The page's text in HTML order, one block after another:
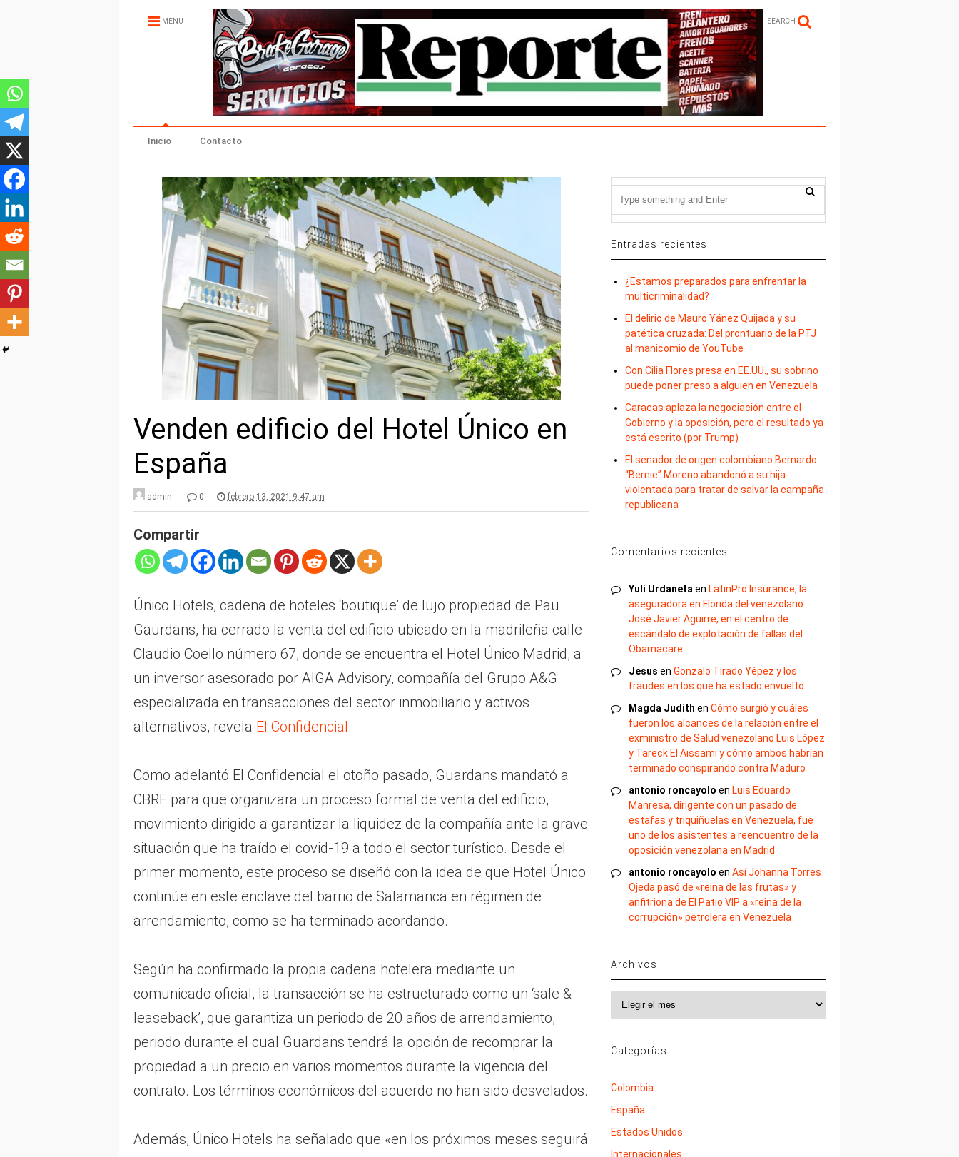
MENU SEARCH
Inicio Contacto
Venden edificio del Hotel Único en
España
admin 0 febrero 13, 2021 9:47 am
Compartir
Único Hotels, cadena de hoteles ‘boutique’ de lujo propiedad de Pau
Gaurdans, ha cerrado la venta del edificio ubicado en la madrileña calle
Claudio Coello número 67, donde se encuentra el Hotel Único Madrid, a
un inversor asesorado por AIGA Advisory, compañía del Grupo A&G
especializada en transacciones del sector inmobiliario y activos
alternativos, revela El Confidencial.
Como adelantó El Confidencial el otoño pasado, Guardans mandató a
CBRE para que organizara un proceso formal de venta del edificio,
movimiento dirigido a garantizar la liquidez de la compañía ante la grave
situación que ha traído el covid-19 a todo el sector turístico. Desde el
primer momento, este proceso se diseñó con la idea de que Hotel Único
continúe en este enclave del barrio de Salamanca en régimen de
arrendamiento, como se ha terminado acordando.
Según ha confirmado la propia cadena hotelera mediante un
comunicado oficial, la transacción se ha estructurado como un ‘sale &
leaseback’, que garantiza un periodo de 20 años de arrendamiento,
periodo durante el cual Guardans tendrá la opción de recomprar la
propiedad a un precio en varios momentos durante la vigencia del
contrato. Los términos económicos del acuerdo no han sido desvelados.
Además, Único Hotels ha señalado que «en los próximos meses seguirá
Entradas recientes
¿Estamos preparados para enfrentar la
multicriminalidad?
El delirio de Mauro Yánez Quijada y su
patética cruzada: Del prontuario de la PTJ
al manicomio de YouTube
Con Cilia Flores presa en EE.UU., su sobrino
puede poner preso a alguien en Venezuela
Caracas aplaza la negociación entre el
Gobierno y la oposición, pero el resultado ya
está escrito (por Trump)
El senador de origen colombiano Bernardo
“Bernie” Moreno abandonó a su hija
violentada para tratar de salvar la campaña
republicana
Comentarios recientes
Yuli Urdaneta en LatinPro Insurance, la
aseguradora en Florida del venezolano
José Javier Aguirre, en el centro de
escándalo de explotación de fallas del
Obamacare
Jesus enGonzalo Tirado Yépez y los
fraudes en los que ha estado envuelto
Magda Judith enCómo surgió y cuáles
fueron los alcances de la relación entre el
exministro de Salud venezolano Luis López
y Tareck El Aissami y cómo ambos habrían
terminado conspirando contra Maduro
antonio roncayolo en Luis Eduardo
Manresa, dirigente con un pasado de
estafas y triquiñuelas en Venezuela, fue
uno de los asistentes a reencuentro de la
oposición venezolana en Madrid
antonio roncayolo enAsí Johanna Torres
Ojeda pasó de «reina de las frutas» y
anfitriona de El Patio VIP a «reina de la
corrupción» petrolera en Venezuela
Archivos
Categorías
Colombia
España
Estados Unidos
Internacionales